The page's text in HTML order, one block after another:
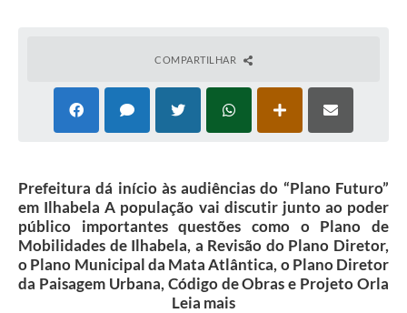
COMPARTILHAR
Prefeitura dá início às audiências do “Plano Futuro”
em Ilhabela A população vai discutir junto ao poder
público importantes questões como o Plano de
Mobilidades de Ilhabela, a Revisão do Plano Diretor,
o Plano Municipal da Mata Atlântica, o Plano Diretor
da Paisagem Urbana, Código de Obras e Projeto Orla
Leia mais